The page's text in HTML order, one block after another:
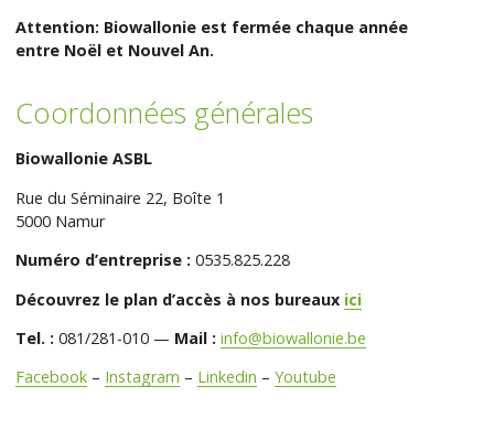
Attention: Biowallonie est fermée chaque année
entre Noël et Nouvel An.
Coordonnées générales
Biowallonie ASBL
Rue du Séminaire 22, Boîte 1
5000 Namur
Numéro d’entreprise : 0535.825.228
Découvrez le plan d’accès à nos bureaux ici
Tel. : 081/281-010 — Mail : info@biowallonie.be
Facebook – Instagram – Linkedin –Youtube